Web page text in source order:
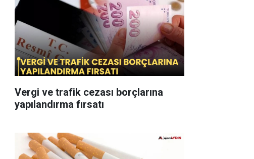
Vergi ve trafik cezası borçlarına
yapılandırma fırsatı